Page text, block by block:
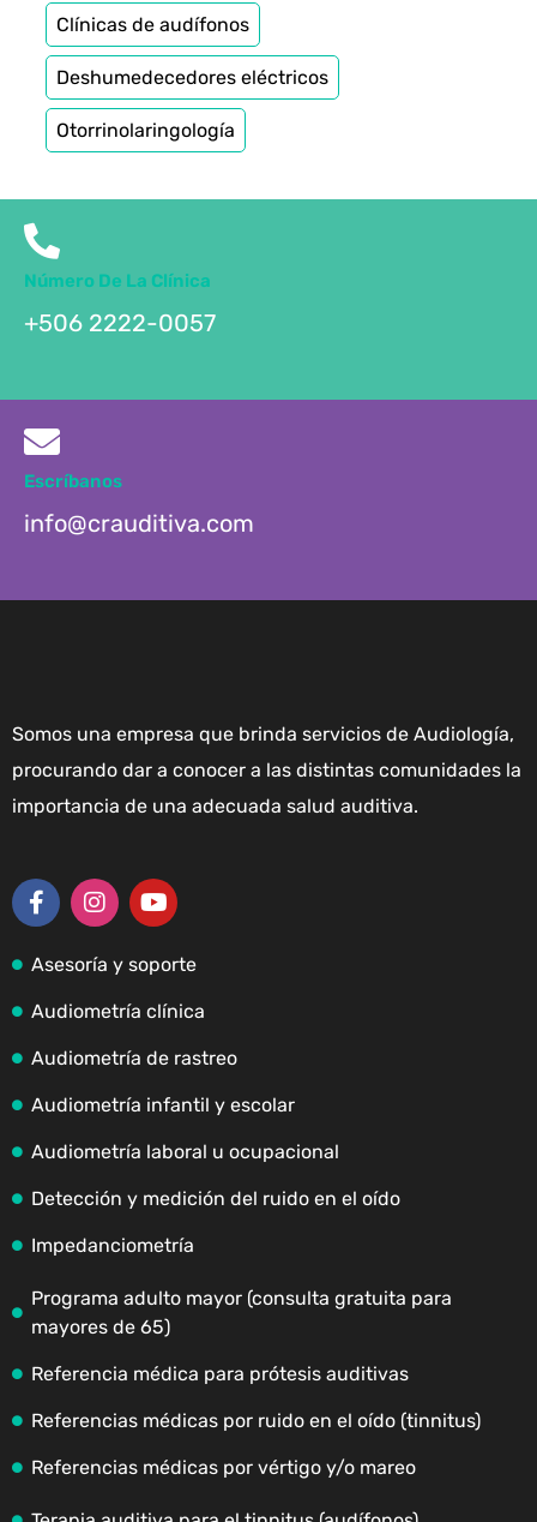
Clínicas de audífonos
Deshumedecedores eléctricos
Otorrinolaringología
Número De La Clínica
+506 2222-0057
Escríbanos
info@crauditiva.com
Somos una empresa que brinda servicios de Audiología,
procurando dar a conocer a las distintas comunidades la
importancia de una adecuada salud auditiva.
Asesoría y soporte
Audiometría clínica
Audiometría de rastreo
Audiometría infantil y escolar
Audiometría laboral u ocupacional
Detección y medición del ruido en el oído
Impedanciometría
Programa adulto mayor (consulta gratuita para
mayores de 65)
Referencia médica para prótesis auditivas
Referencias médicas por ruido en el oído (tinnitus)
Referencias médicas por vértigo y/o mareo